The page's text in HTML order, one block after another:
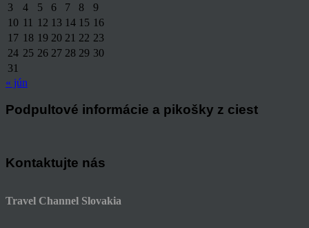
3
4 5 6 7 8
9
10 11 12 13 14 15 16
17 18 19 20 21 22 23
24 25 26 27 28 29 30
31
« jún
Podpultové informácie a pikošky z ciest
Kontaktujte nás
Travel Channel Slovakia